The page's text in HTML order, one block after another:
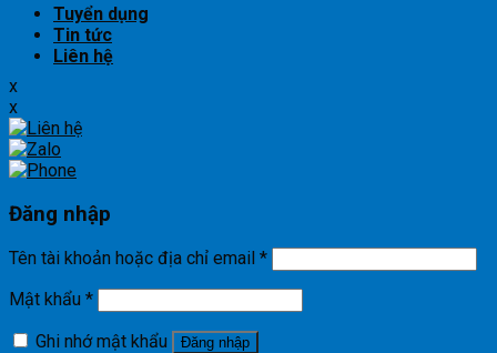
Tuyển dụng
Tin tức
Liên hệ
x
x
Đăng nhập
Tên tài khoản hoặc địa chỉ email *
Mật khẩu *
Ghi nhớ mật khẩu
Đăng nhập